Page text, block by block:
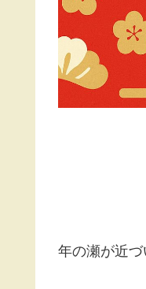
年の瀬が近づ